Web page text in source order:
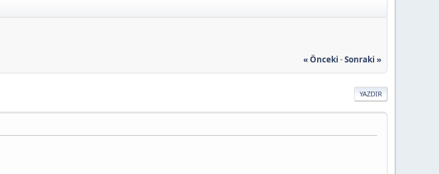
« Önceki -Sonraki »
YAZDIR